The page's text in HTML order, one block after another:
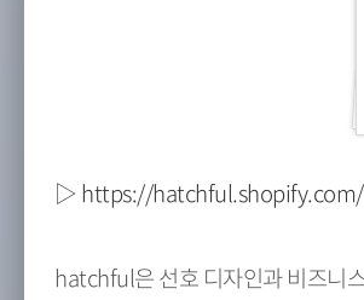
▷ https://hatchful.shopify.com/
hatchful은 선호 디자인과 비즈니